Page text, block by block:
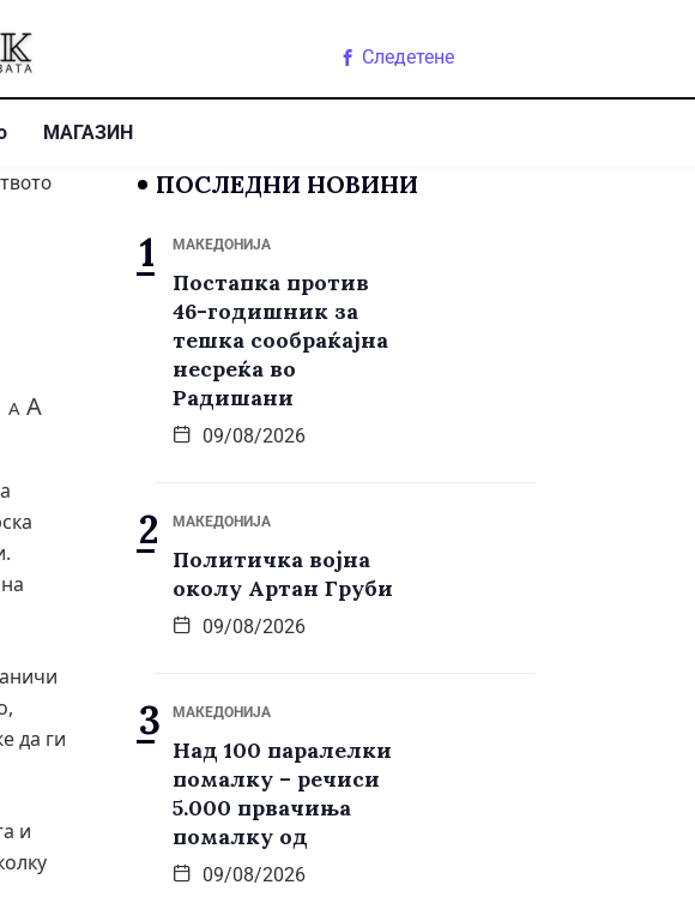
Следетене
МАГАЗИН
A A
да ги
и
ПОСЛЕДНИ НОВИНИ
МАКЕДОНИЈА
Постапка против
46-годишник за
тешка сообраќајна
несреќа во
Радишани
09/08/2026
МАКЕДОНИЈА
Политичка војна
околу Артан Груби
09/08/2026
МАКЕДОНИЈА
Над 100 паралелки
помалку – речиси
5.000 првачиња
помалку од
09/08/2026